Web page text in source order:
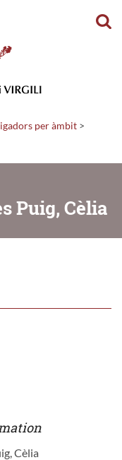
per àmbit >
Puig, Cèlia
Cèlia